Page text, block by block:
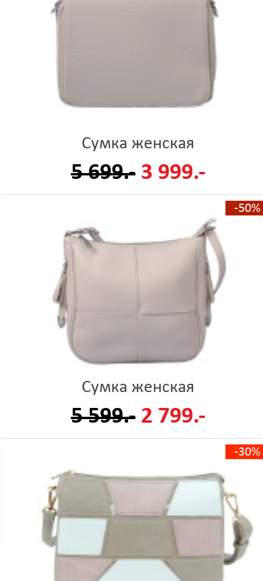
Сумка женская
5 699.- 3 999.-
-50%
Сумка женская
5 599.- 2 799.-
-30%